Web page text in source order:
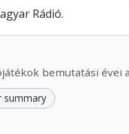
Rádió.
bemutatási évei
summary